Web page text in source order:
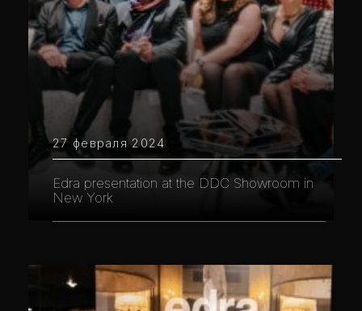
27 февраля 2024
Edra presentation at the DDC Showroom in
New York